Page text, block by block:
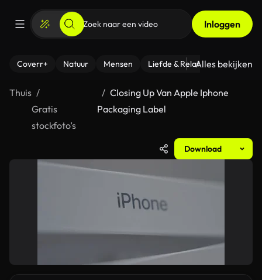
Inloggen
Coverr+ Natuur Mensen Liefde & Relaties - Fitness
Alles bekijken
Thuis
Gratis
stockfoto’s
Closing Up Van Apple Iphone
Packaging Label
Download